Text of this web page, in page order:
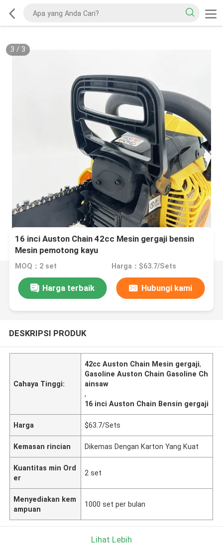
3 / 3
16 inci Auston Chain 42cc Mesin gergaji bensin
Mesin pemotong kayu
MOQ：2 set Harga：$63.7/Sets
Harga terbaik Hubungi kami
DESKRIPSI PRODUK
Cahaya Tinggi:
42cc Auston Chain Mesin gergaji,
Gasoline Auston Chain Gasoline Ch
ainsaw
,
16 inci Auston Chain Bensin gergaji
Harga $63.7/Sets
Kemasan rincian Dikemas Dengan Karton Yang Kuat
Kuantitas min Ord
er
2 set
Menyediakan kem
ampuan
1000 set per bulan
Lihat Lebih